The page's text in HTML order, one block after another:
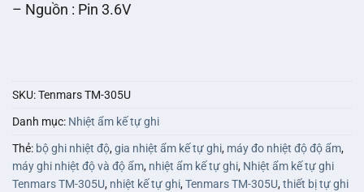
– Nguồn : Pin 3.6V
SKU:Tenmars TM-305U
Danh mục: Nhiệt ẩm kế tự ghi
Thẻ: bộ ghi nhiệt độ,gia nhiệt ẩm kế tự ghi, máy đo nhiệt độ độ ẩm,
máy ghi nhiệt độ và độ ẩm, nhiệt ẩm kế tự ghi, Nhiệt ẩm kế tự ghi
Tenmars TM-305U, nhiệt kế tự ghi,Tenmars TM-305U,thiết bị tự ghi